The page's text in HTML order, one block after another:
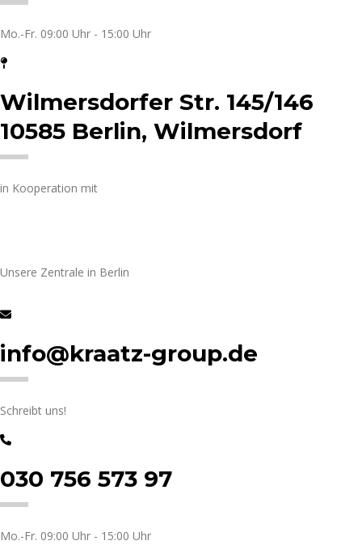
Mo.-Fr. 09:00 Uhr - 15:00 Uhr
Wilmersdorfer Str. 145/146
10585 Berlin, Wilmersdorf
in Kooperation mit
Unsere Zentrale in Berlin
info@kraatz-group.de
Schreibt uns!
030 756 573 97
Mo.-Fr. 09:00 Uhr - 15:00 Uhr